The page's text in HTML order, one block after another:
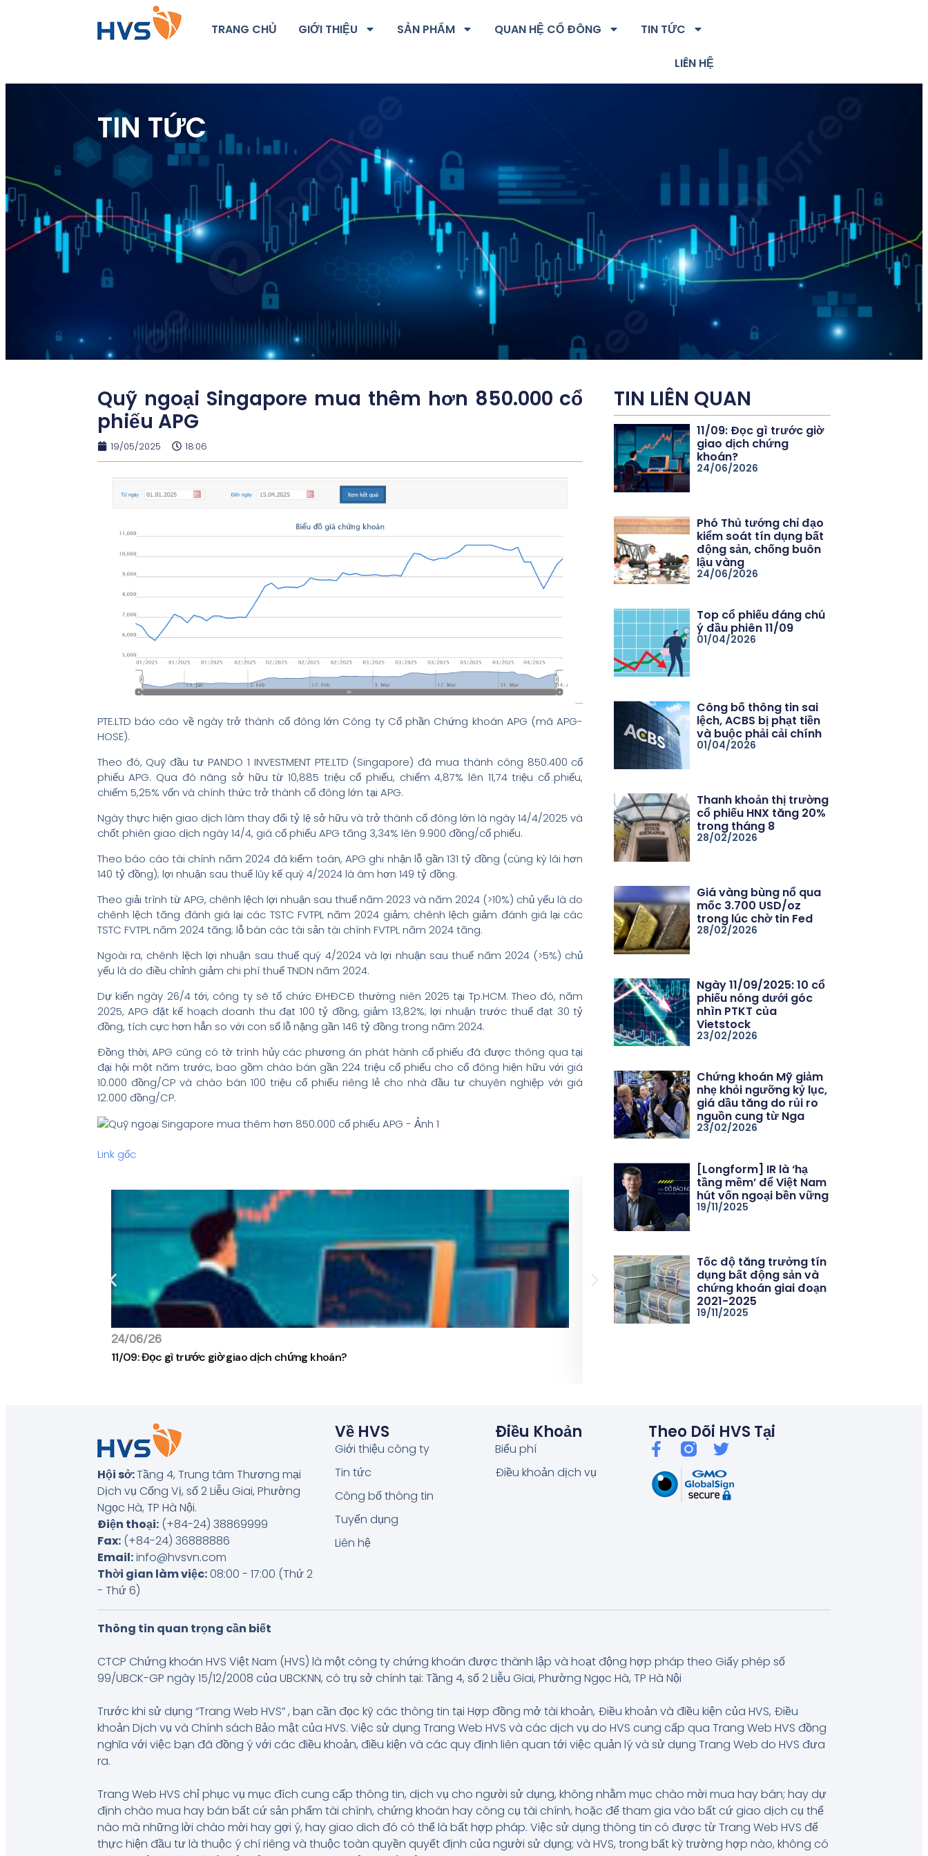
TRANG CHỦ GIỚI THIỆU SẢN PHẨM QUAN HỆ CỔ ĐÔNG TIN TỨC
LIÊN HỆ
TIN TỨC
Quỹ ngoại Singapore mua thêm hơn 850.000 cổ
phiếu APG
19/05/2025 18:06
PTE.LTD báo cáo về ngày trở thành cổ đông lớn Công ty Cổ phần Chứng khoán APG (mã APG-
HOSE).
Theo đó, Quỹ đầu tư PANDO 1 INVESTMENT PTE.LTD (Singapore) đã mua thành công 850.400 cổ
phiếu APG. Qua đó nâng sở hữu từ 10,885 triệu cổ phiếu, chiếm 4,87% lên 11,74 triệu cổ phiếu,
chiếm 5,25% vốn và chính thức trở thành cổ đông lớn tại APG.
Ngày thực hiện giao dịch làm thay đổi tỷ lệ sở hữu và trở thành cổ đông lớn là ngày 14/4/2025 và
chốt phiên giao dịch ngày 14/4, giá cổ phiếu APG tăng 3,34% lên 9.900 đồng/cổ phiếu.
Theo báo cáo tài chính năm 2024 đã kiểm toán, APG ghi nhận lỗ gần 131 tỷ đồng (cùng kỳ lãi hơn
140 tỷ đồng); lợi nhuận sau thuế lũy kế quý 4/2024 là âm hơn 149 tỷ đồng.
Theo giải trình từ APG, chênh lệch lợi nhuận sau thuế năm 2023 và năm 2024 (>10%) chủ yếu là do
chênh lệch tăng đánh giá lại các TSTC FVTPL năm 2024 giảm; chênh lệch giảm đánh giá lại các
TSTC FVTPL năm 2024 tăng; lỗ bán các tài sản tài chính FVTPL năm 2024 tăng.
Ngoài ra, chênh lệch lợi nhuận sau thuế quý 4/2024 và lợi nhuận sau thuế năm 2024 (>5%) chủ
yếu là do điều chỉnh giảm chi phí thuế TNDN năm 2024.
Dự kiến ngày 26/4 tới, công ty sẽ tổ chức ĐHĐCĐ thường niên 2025 tại Tp.HCM. Theo đó, năm
2025, APG đặt kế hoạch doanh thu đạt 100 tỷ đồng, giảm 13,82%; lợi nhuận trước thuế đạt 30 tỷ
đồng, tích cực hơn hẳn so với con số lỗ nặng gần 146 tỷ đồng trong năm 2024.
Đồng thời, APG cũng có tờ trình hủy các phương án phát hành cổ phiếu đã được thông qua tại
đại hội một năm trước, bao gồm chào bán gần 224 triệu cổ phiếu cho cổ đông hiện hữu với giá
10.000 đồng/CP và chào bán 100 triệu cổ phiếu riêng lẻ cho nhà đầu tư chuyên nghiệp với giá
12.000 đồng/CP.
Link gốc
24/06/26
11/09: Đọc gì trước giờ giao dịch chứng khoán?
TIN LIÊN QUAN
11/09: Đọc gì trước giờ
giao dịch chứng
khoán?
24/06/2026
Phó Thủ tướng chỉ đạo
kiểm soát tín dụng bất
động sản, chống buôn
lậu vàng
24/06/2026
Top cổ phiếu đáng chú
ý đầu phiên 11/09
01/04/2026
Công bố thông tin sai
lệch, ACBS bị phạt tiền
và buộc phải cải chính
01/04/2026
Thanh khoản thị trường
cổ phiếu HNX tăng 20%
trong tháng 8
28/02/2026
Giá vàng bùng nổ qua
mốc 3.700 USD/oz
trong lúc chờ tin Fed
28/02/2026
Ngày 11/09/2025: 10 cổ
phiếu nóng dưới góc
nhìn PTKT của
Vietstock
23/02/2026
Chứng khoán Mỹ giảm
nhẹ khỏi ngưỡng kỷ lục,
giá dầu tăng do rủi ro
nguồn cung từ Nga
23/02/2026
[Longform] IR là ‘hạ
tầng mềm’ để Việt Nam
hút vốn ngoại bền vững
19/11/2025
Tốc độ tăng trưởng tín
dụng bất động sản và
chứng khoán giai đoạn
2021-2025
19/11/2025
Hội sở:Tầng 4, Trung tâm Thương mại
Dịch vụ Cống Vị, số 2 Liễu Giai, Phường
Ngọc Hà, TP Hà Nội.
Điện thoại:(+84-24) 38869999
Fax:(+84-24) 36888886
Email:info@hvsvn.com
Thời gian làm việc:08:00 - 17:00 (Thứ 2
- Thứ 6)
Về HVS
Giới thiệu công ty
Tin tức
Công bố thông tin
Tuyển dụng
Liên hệ
Điều Khoản
Biểu phí
Điều khoản dịch vụ
Theo Dõi HVS Tại
Thông tin quan trọng cần biết
CTCP Chứng khoán HVS Việt Nam (HVS) là một công ty chứng khoán được thành lập và hoạt động hợp pháp theo Giấy phép số
99/UBCK-GP ngày 15/12/2008 của UBCKNN, có trụ sở chính tại: Tầng 4, số 2 Liễu Giai, Phường Ngọc Hà, TP Hà Nội
Trước khi sử dụng “Trang Web HVS” , bạn cần đọc kỹ các thông tin tại Hợp đồng mở tài khoản, Điều khoản và điều kiện của HVS, Điều
khoản Dịch vụ và Chính sách Bảo mật của HVS. Việc sử dụng Trang Web HVS và các dịch vụ do HVS cung cấp qua Trang Web HVS đồng
nghĩa với việc bạn đã đồng ý với các điều khoản, điều kiện và các quy định liên quan tới việc quản lý và sử dụng Trang Web do HVS đưa
ra.
Trang Web HVS chỉ phục vụ mục đích cung cấp thông tin, dịch vụ cho người sử dụng, không nhằm mục chào mời mua hay bán; hay dự
định chào mua hay bán bất cứ sản phẩm tài chính, chứng khoán hay công cụ tài chính, hoặc để tham gia vào bất cứ giao dịch cụ thể
nào mà những lời chào mời hay gợi ý, hay giao dich đó có thể là bất hợp pháp. Việc sử dụng thông tin có được từ Trang Web HVS để
thực hiện đầu tư là thuộc ý chí riêng và thuộc toàn quyền quyết định của người sử dụng; và HVS, trong bất kỳ trường hợp nào, không có